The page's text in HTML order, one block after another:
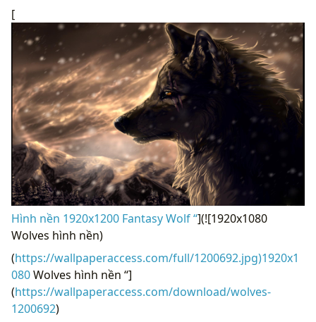
[
Hình nền 1920x1200 Fantasy Wolf “](![1920x1080
Wolves hình nền)
(https://wallpaperaccess.com/full/1200692.jpg)1920x1
080Wolves hình nền “]
(https://wallpaperaccess.com/download/wolves-
1200692)